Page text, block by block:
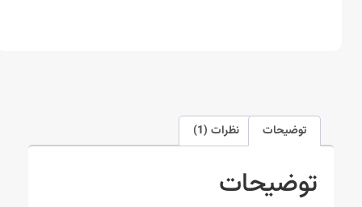
توضیحات نظرات (1)
توضیحات